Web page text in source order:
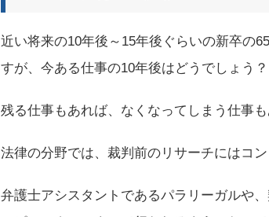
近い将来の10年後～15年後ぐらいの新卒の
すが、今ある仕事の10年後はどうでしょう？
残る仕事もあれば、なくなってしまう仕事も
法律の分野では、裁判前のリサーチにはコ
弁護士アシスタントであるパラリーガルや